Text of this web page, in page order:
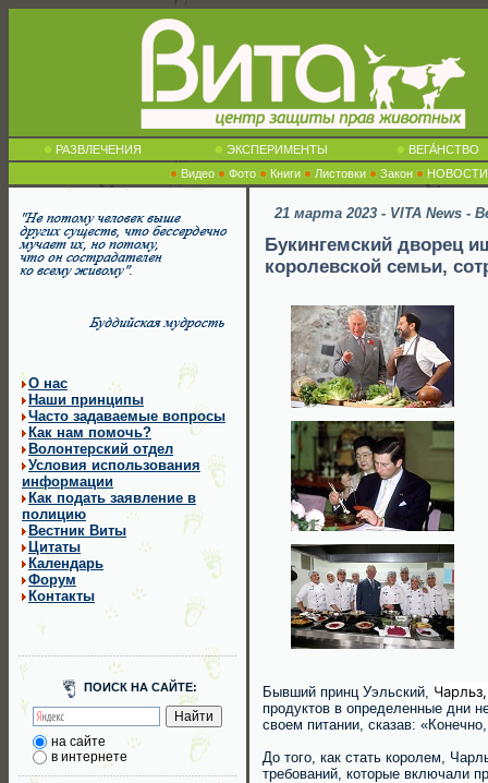
РАЗВЛЕЧЕНИЯ ЭКСПЕРИМЕНТЫ
ВЕГА́НСТВО
Видео
Фото Книги Листовки Закон НОВОСТИ
О нас
Наши принципы
Часто задаваемые вопросы
Как нам помочь?
Волонтерский отдел
Условия использования
информации
Как подать заявление в
полицию
Вестник Виты
Цитаты
Календарь
Форум
Контакты
ПОИСК НА САЙТЕ:
на сайте
в интернете
21 марта 2023 - VITA News -
Букингемский дворец
королевской семьи,
Бывший принц Уэльский,
продуктов в определенные дни
своем питании, сказав:
До того, как стать королем,
требований, которые включали